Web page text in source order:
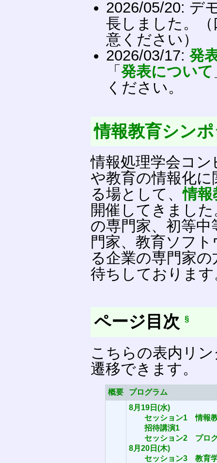
2026/05/20: デ
長しました。
意ください）
2026/03/17: 発
「 発表について
ください。
情報教育シン
情報処理学会コ
や教育の情報化
る場として、情報
開催してきまし
の専門家、初等
門家、教育ソフ
る企業の専門家
待ちしております
ページ目次 §
こちらの表内リ
遷移できます。
概要
プログラム
8月19日(水)
セッション1 情報
招待講演1
セッション2 プロ
8月20日(木)
セッション3 教育